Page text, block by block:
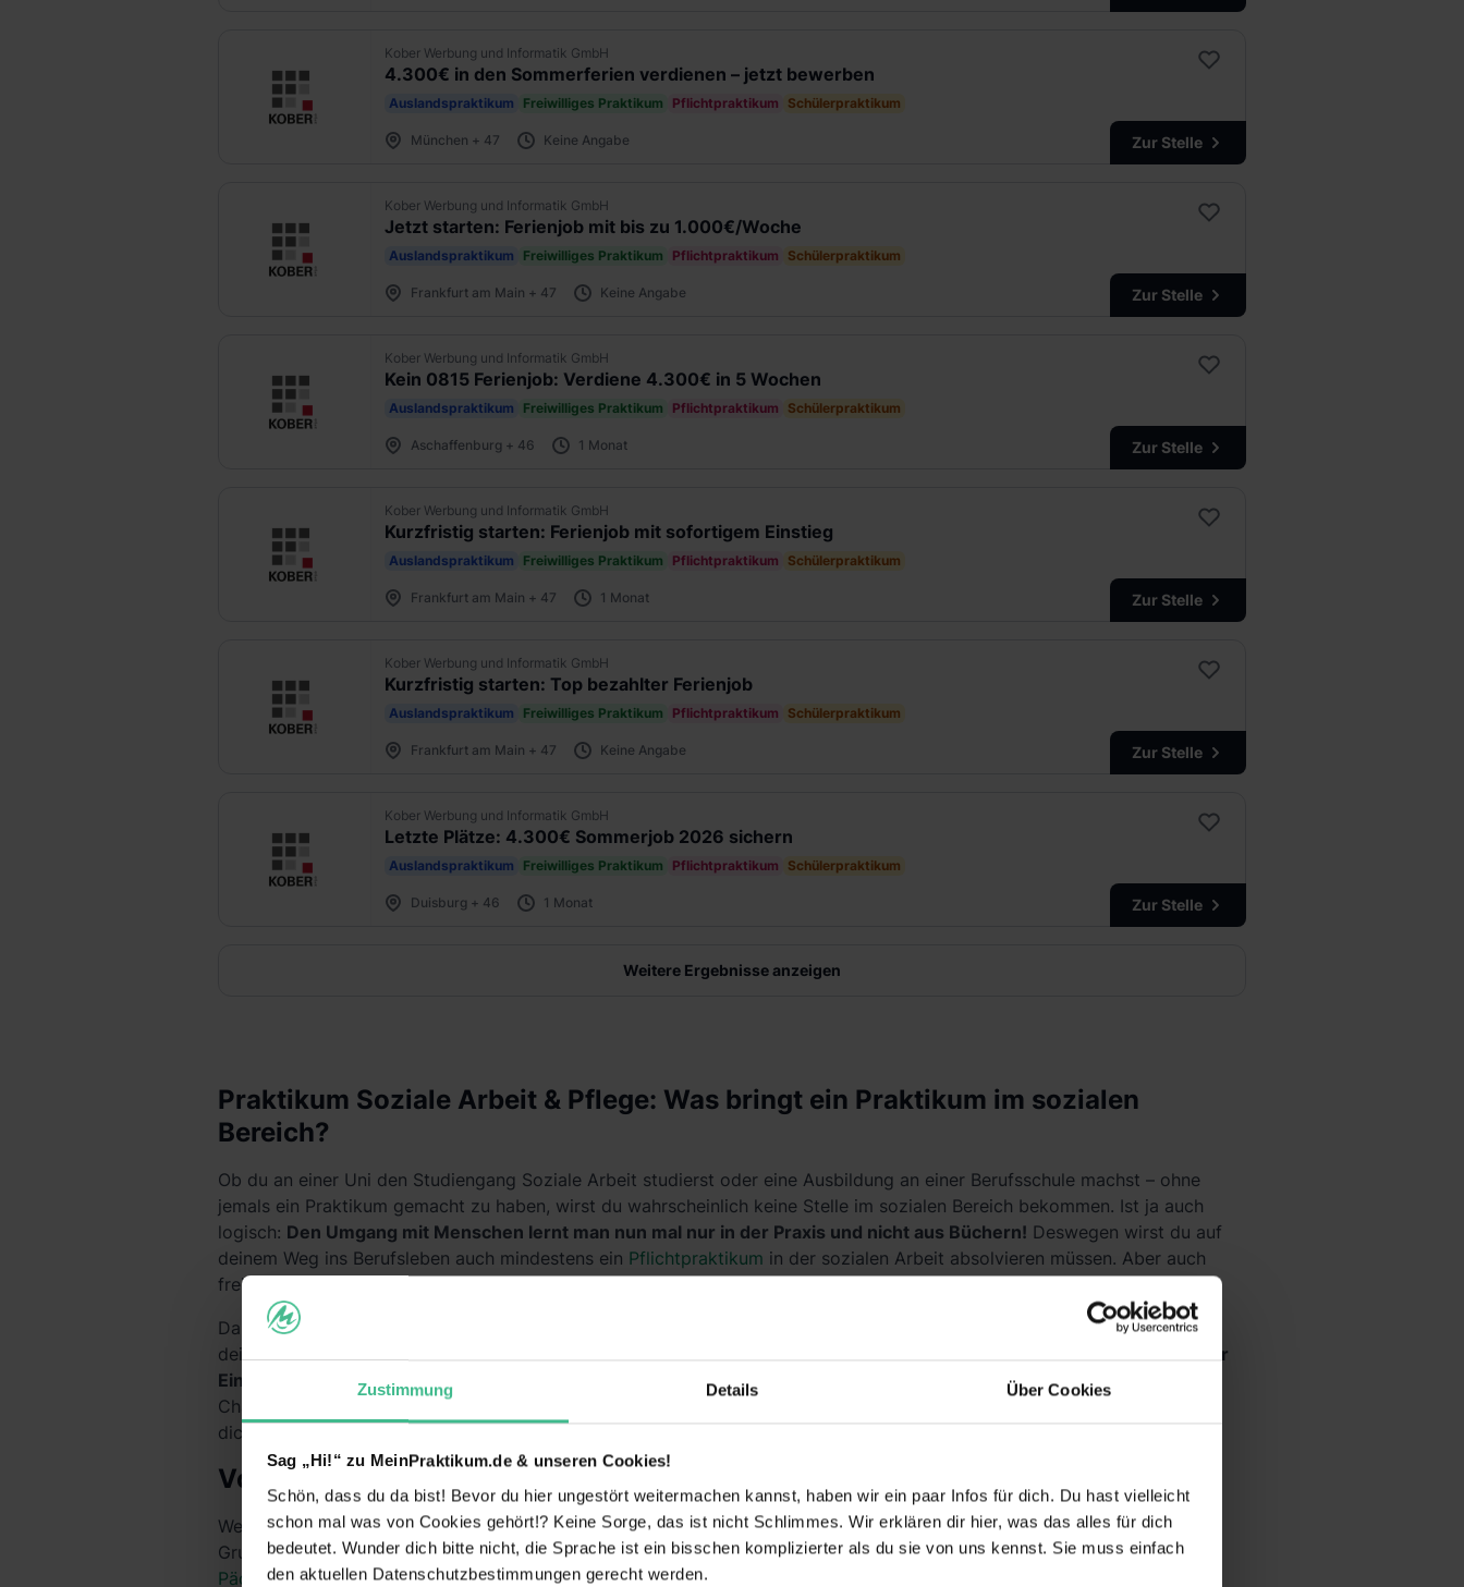
Zustimmung Details Über Cookies
Sag „Hi!“ zu MeinPraktikum.de & unseren Cookies!
Schön, dass du da bist! Bevor du hier ungestört weitermachen kannst, haben wir ein paar Infos für dich. Du hast vielleicht
schon mal was von Cookies gehört!? Keine Sorge, das ist nicht Schlimmes. Wir erklären dir hier, was das alles für dich
bedeutet. Wunder dich bitte nicht, die Sprache ist ein bisschen komplizierter als du sie von uns kennst. Sie muss einfach
den aktuellen Datenschutzbestimmungen gerecht werden.
Kober Werbung und Informatik GmbH
4.300€ in den Sommerferien verdienen – jetzt bewerben
Auslandspraktikum Freiwilliges Praktikum Pflichtpraktikum Schülerpraktikum
München + 47 Keine Angabe Zur Stelle
Kober Werbung und Informatik GmbH
Jetzt starten: Ferienjob mit bis zu 1.000€/Woche
Auslandspraktikum Freiwilliges Praktikum Pflichtpraktikum Schülerpraktikum
Frankfurt am Main + 47 Keine Angabe Zur Stelle
Kober Werbung und Informatik GmbH
Kein 0815 Ferienjob: Verdiene 4.300€ in 5 Wochen
Auslandspraktikum Freiwilliges Praktikum Pflichtpraktikum Schülerpraktikum
Aschaffenburg + 46 1 Monat Zur Stelle
Kober Werbung und Informatik GmbH
Kurzfristig starten: Ferienjob mit sofortigem Einstieg
Auslandspraktikum Freiwilliges Praktikum Pflichtpraktikum Schülerpraktikum
Frankfurt am Main + 47 1 Monat Zur Stelle
Kober Werbung und Informatik GmbH
Kurzfristig starten: Top bezahlter Ferienjob
Auslandspraktikum Freiwilliges Praktikum Pflichtpraktikum Schülerpraktikum
Frankfurt am Main + 47 Keine Angabe Zur Stelle
Kober Werbung und Informatik GmbH
Letzte Plätze: 4.300€ Sommerjob 2026 sichern
Auslandspraktikum Freiwilliges Praktikum Pflichtpraktikum Schülerpraktikum
Duisburg + 46 1 Monat Zur Stelle
Weitere Ergebnisse anzeigen
Praktikum Soziale Arbeit & Pflege: Was bringt ein Praktikum im sozialen
Bereich?
Ob du an einer Uni den Studiengang Soziale Arbeit studierst oder eine Ausbildung an einer Berufsschule machst – ohne
jemals ein Praktikum gemacht zu haben, wirst du wahrscheinlich keine Stelle im sozialen Bereich bekommen. Ist ja auch
logisch: Den Umgang mit Menschen lernt man nun mal nur in der Praxis und nicht aus Büchern! Deswegen wirst du auf
deinem Weg ins Berufsleben auch mindestens ein Pflichtpraktikum in der sozialen Arbeit absolvieren müssen. Aber auch
freiwillige Praktika sind im sozialen Bereich aus diesem Grund enorm wichtig.
Darüber hinaus haben soziale Praktika aber noch weitere Vorteile für dich. Du sammelst
praktische Berufserfahrung, die
deinenLebenslaufaufwertet und deine Chancen auf eine gute Stelle steigert. Duknüpfst Kontakte zu Unternehmen oder
Einrichtungen
, bei denen du dich später mal um einen Job bewerben kannst. Und außerdem bietet ein Praktikum dir die
Chance, noch einmal zu
reflektieren, ob der soziale Bereich überhaupt das Richtige für dich ist
dich psychisch und körperlich, außerdem trägst du viel Verantwortung.
Vorpraktikum Soziale Arbeit: Was ist das?
Wenn du ein Studium im sozialen Bereich anfangen möchtest, wird dir der BegriffVorpraktikum (oder manchmal auch
Grundpraktikum) wahrscheinlich schon begegnet sein. Bei nahezu allen sozialen Studiengängen wie Soziale Arbeit oder
Pädagogikist ein solches Praktikum nämlich eineGrundvoraussetzung, um überhaupt zum Studium zugelassen zu